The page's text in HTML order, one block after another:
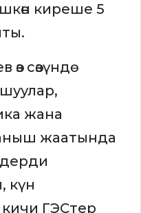
киреше 5
сөзүндө
жана
жаатында
күн
ГЭСтер